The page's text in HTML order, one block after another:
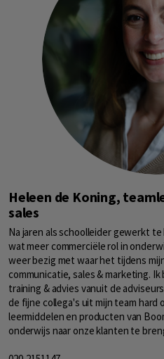
Heleen de Koning,
sales
Na jaren als schoolleider gewerkt
wat meer commerciële rol in
weer bezig met waar het tijdens
communicatie, sales & marketing.
training & advies vanuit de
de fijne collega's uit mijn team hard
leermiddelen en producten van
onderwijs naar onze klanten te